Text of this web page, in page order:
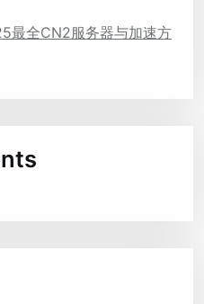
最全CN2服务器与加速方